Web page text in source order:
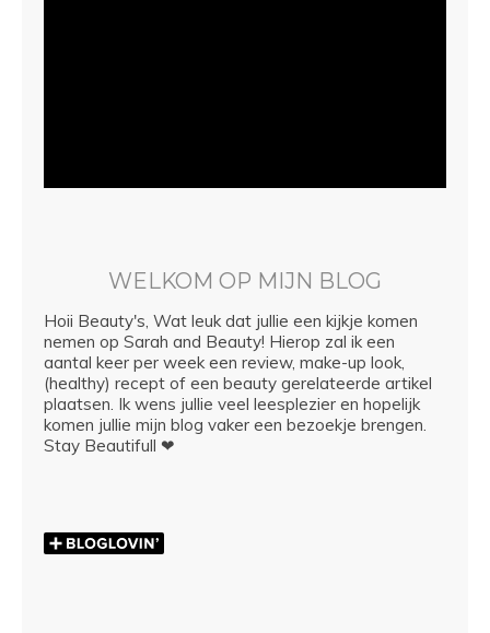
WELKOM OP MIJN BLOG
Hoii Beauty's, Wat leuk dat jullie een kijkje komen
nemen op Sarah and Beauty! Hierop zal ik een
aantal keer per week een review, make-up look,
(healthy) recept of een beauty gerelateerde artikel
plaatsen. Ik wens jullie veel leesplezier en hopelijk
komen jullie mijn blog vaker een bezoekje brengen.
Stay Beautifull ❤